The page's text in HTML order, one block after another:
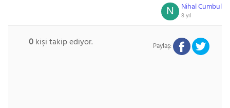
Nihal Cumbul
8 yıl
N
0kişi takip ediyor. Paylaş: